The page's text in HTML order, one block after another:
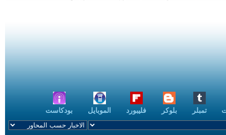
تمبلر بلوكر فليبورد الموبايل بودكاست